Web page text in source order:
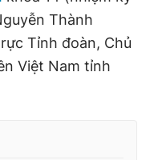
Thành
Tỉnh đoàn, Chủ
Việt Nam tỉnh